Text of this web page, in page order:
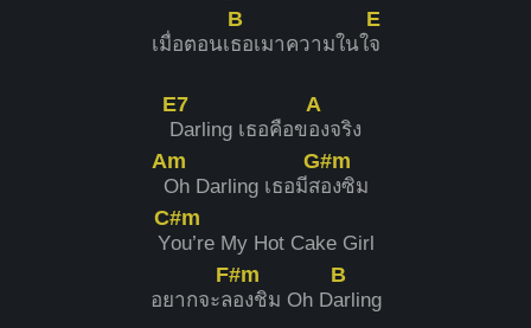
เมื่อตอนเ
B
ธอเมาความในใ
E
จ
E7
Darling เธอคือข
A
องจริง
Am
Oh Darling เธอมีส
G#m
องซิม
Y
C#m
ou’re My Hot Cake Girl
อยากจะล
F#m
องชิม Oh D
B
arling